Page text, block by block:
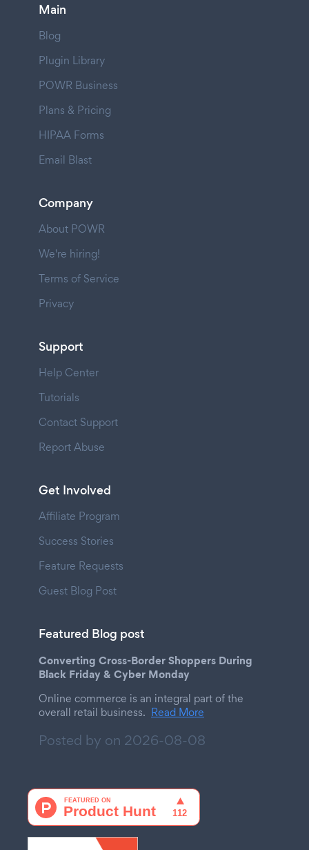
Main
Blog
Plugin Library
POWR Business
Plans & Pricing
HIPAA Forms
Email Blast
Company
About POWR
We're hiring!
Terms of Service
Privacy
Support
Help Center
Tutorials
Contact Support
Report Abuse
Get Involved
Affiliate Program
Success Stories
Feature Requests
Guest Blog Post
Featured Blog post
Converting Cross-Border Shoppers During
Black Friday & Cyber Monday
Online commerce is an integral part of the
overall retail business. Read More
Posted by on 2026-08-08